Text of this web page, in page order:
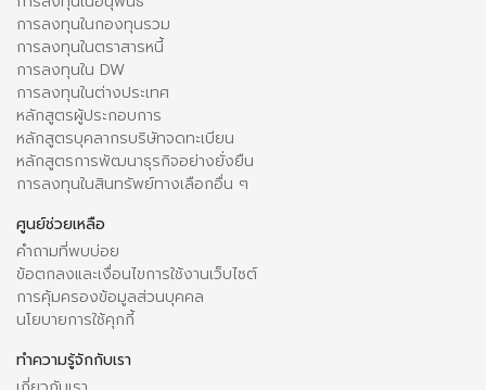
การลงทุนในกองทุนรวม
การลงทุนในตราสารหนี้
การลงทุนใน DW
การลงทุนในต่างประเทศ
หลักสูตรผู้ประกอบการ
หลักสูตรบุคลากรบริษัทจดทะเบียน
หลักสูตรการพัฒนาธุรกิจอย่างยั่งยืน
การลงทุนในสินทรัพย์ทางเลือกอื่น ๆ
ศูนย์ช่วยเหลือ
คำถามที่พบบ่อย
ข้อตกลงและเงื่อนไขการใช้งานเว็บไซต์
การคุ้มครองข้อมูลส่วนบุคคล
นโยบายการใช้คุกกี้
ทำความรู้จักกับเรา